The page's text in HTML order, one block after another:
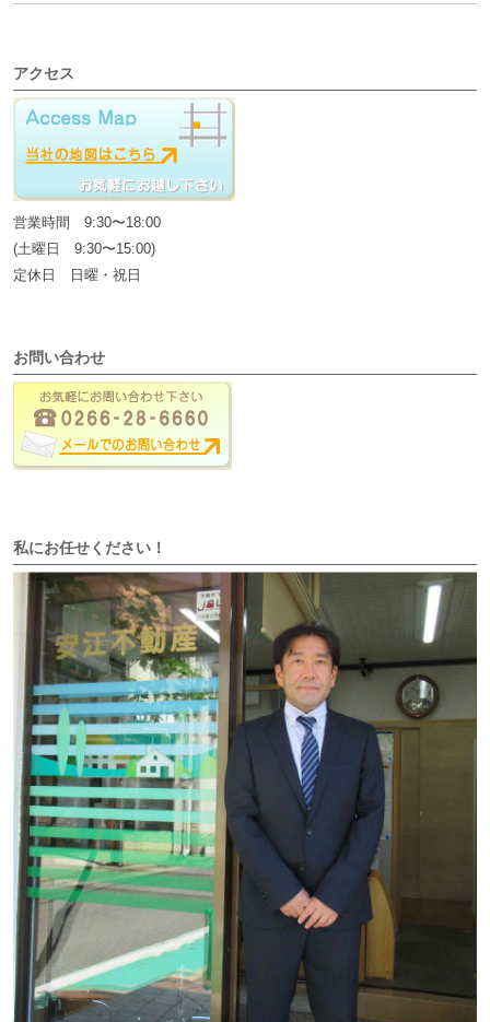
アクセス
営業時間 9:30〜18:00
(土曜日 9:30〜15:00)
定休日 日曜・祝日
お問い合わせ
私にお任せください！